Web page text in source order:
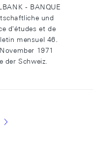
- BANQUE
und
d'études et de
mensuel 46.
1971
der Schweiz.
Seite
nächste Seite